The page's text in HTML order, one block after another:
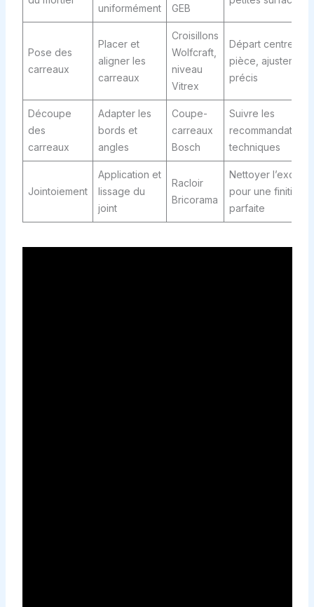
uniformément GEB
Pose des
carreaux
Placer et
aligner les
carreaux
Croisillons
Wolfcraft,
niveau
Vitrex
Départ centre
pièce, ajustement
précis
Découpe
des
carreaux
Adapter les
bords et
angles
Coupe-
carreaux
Bosch
Suivre les
recommandations
techniques
Jointoiement
Application et
lissage du
joint
Racloir
Bricorama
Nettoyer l’excès
pour une finition
parfaite